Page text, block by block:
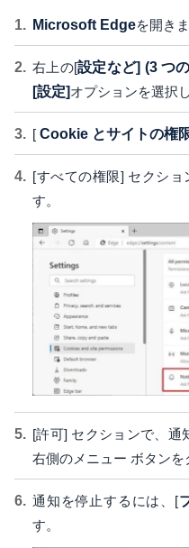
Microsoft Edgeを開きま
右上の[設定など] (3 つ
[設定]オプションを選択
[ Cookie とサイトの権
[すべての権限] セクショ
す。
[許可] セクションで、通
右側のメニュー ボタンを
通知を停止するには、[
す。